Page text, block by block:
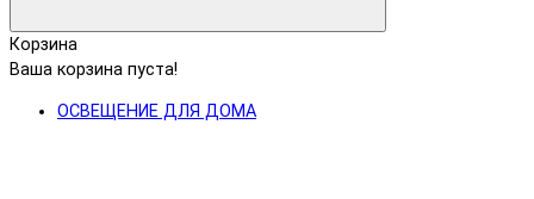
Корзина
Ваша корзина пуста!
ОСВЕЩЕНИЕ ДЛЯ ДОМА